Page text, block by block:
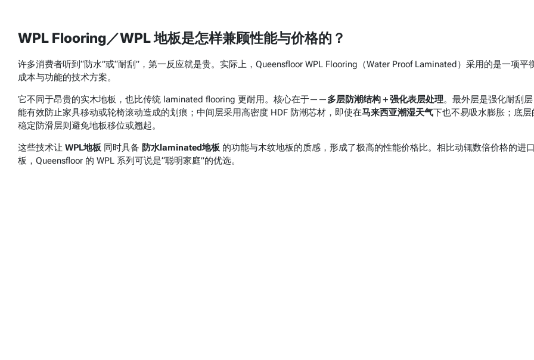
WPL Flooring／WPL 地板是怎样兼顾性能与价格的？
许多消费者听到“防水”或“耐刮”，第一反应就是贵。实际上，Queensfloor WPL Flooring（Water Proof Laminated）采用的是一项平
成本与功能的技术方案。
它不同于昂贵的实木地板，也比传统 laminated flooring 更耐用。核心在于——多层防潮结构＋强化表层处理。最外层是强化耐刮
能有效防止家具移动或轮椅滚动造成的划痕；中间层采用高密度 HDF 防潮芯材，即使在马来西亚潮湿天气下也不易吸水膨胀；底层
稳定防滑层则避免地板移位或翘起。
这些技术让 WPL地板 同时具备 防水laminated地板 的功能与木纹地板的质感，形成了极高的性能价格比。相比动辄数倍价格的进
板，Queensfloor 的 WPL 系列可说是“聪明家庭”的优选。